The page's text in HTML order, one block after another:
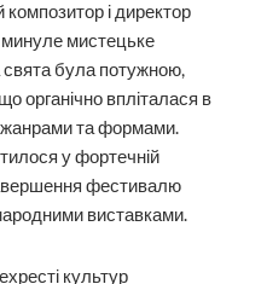
і директор
мистецьке
свята була потужною,
органічно впліталася в
жанрами та формами.
у фортечній
фестивалю
виставками.